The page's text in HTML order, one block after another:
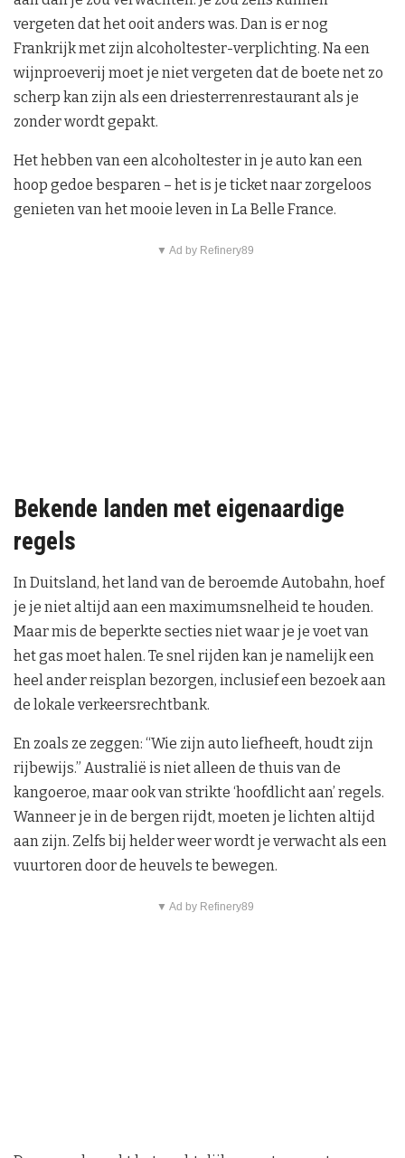
vergeten dat het ooit anders was. Dan is er nog
Frankrijk met zijn alcoholtester-verplichting. Na een
wijnproeverij moet je niet vergeten dat de boete net zo
scherp kan zijn als een driesterrenrestaurant als je
zonder wordt gepakt.
Het hebben van een alcoholtester in je auto kan een
hoop gedoe besparen – het is je ticket naar zorgeloos
genieten van het mooie leven in La Belle France.
▼ Ad by Refinery89
Bekende landen met eigenaardige
regels
In Duitsland, het land van de beroemde Autobahn, hoef
je je niet altijd aan een maximumsnelheid te houden.
Maar mis de beperkte secties niet waar je je voet van
het gas moet halen. Te snel rijden kan je namelijk een
heel ander reisplan bezorgen, inclusief een bezoek aan
de lokale verkeersrechtbank.
En zoals ze zeggen: “Wie zijn auto liefheeft, houdt zijn
rijbewijs.” Australië is niet alleen de thuis van de
kangoeroe, maar ook van strikte ‘hoofdlicht aan’ regels.
Wanneer je in de bergen rijdt, moeten je lichten altijd
aan zijn. Zelfs bij helder weer wordt je verwacht als een
vuurtoren door de heuvels te bewegen.
▼ Ad by Refinery89